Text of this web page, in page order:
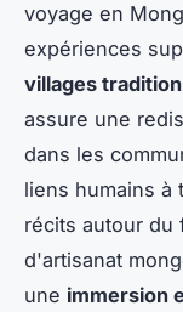
voyage en
expériences
villages
assure une
dans les
liens humains à
récits autour du
d'artisanat
une immersion